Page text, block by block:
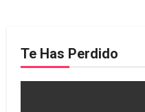
Te Has Perdido